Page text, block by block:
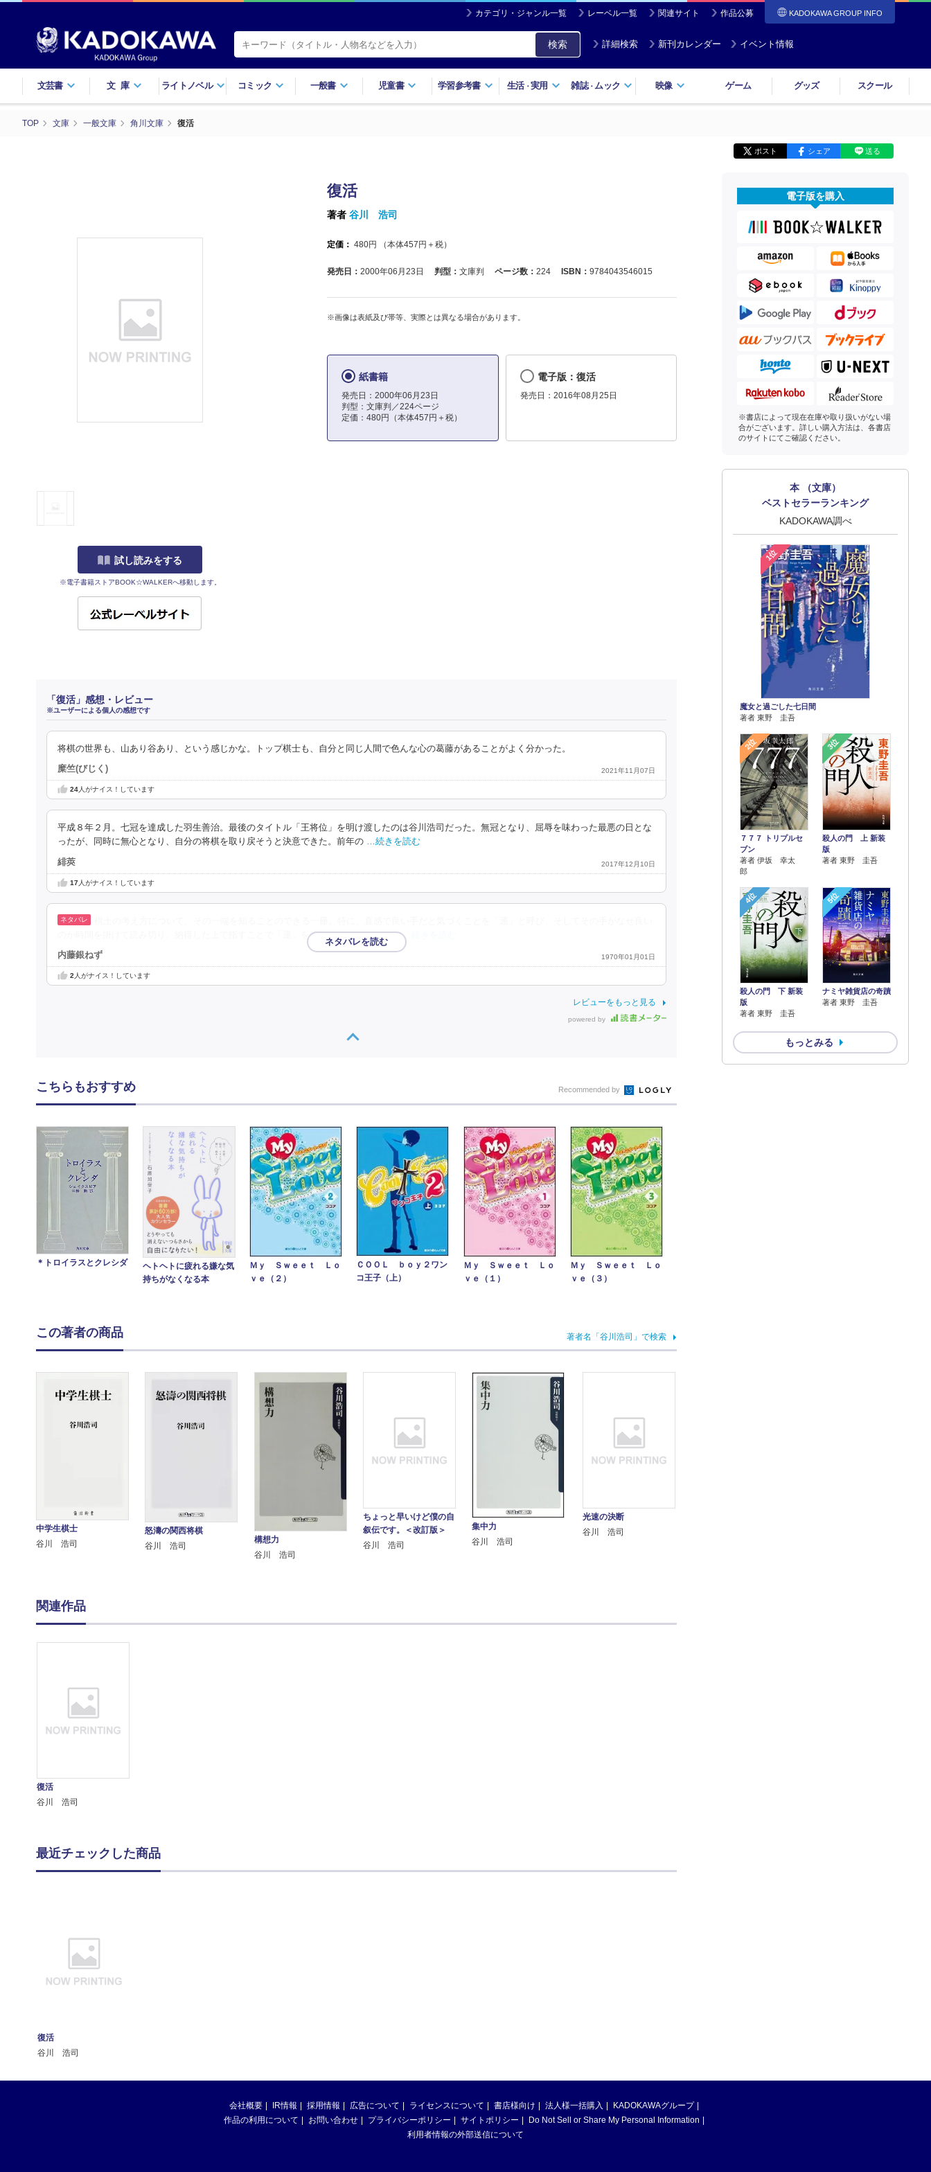
カテゴリ・ジャンル一覧 レーベル一覧 関連サイト 作品公募 KADOKAWA GROUP INFO
検索 詳細検索 新刊カレンダー イベント情報
文芸書 文庫 ライトノベル コミック 一般書 児童書 学習参考書 生活・実用 雑誌・ ムック 映像 ゲーム グッズ スクール
TOP 文庫 一般文庫 角川文庫 復活
ポスト シェア 送る
試し読みをする
※電子書籍ストアBOOK☆WALKERへ移動します。
復活
著者 谷川 浩司
定価： 480円 （本体457 円＋税）
発売日： 2000年06月23日 判型： 文庫判 ページ数： 224 ISBN： 9784043546015
※画像は表紙及び帯等、実際とは異なる場合があります。
紙書籍
発売日：2000年06月23日
判型：文庫判／224ページ
定価：480円（本体457円＋税）
電子版：復活
発売日：2016年08月25日
「復活」感想・レビュー
※ユーザーによる個人の感想です
将棋の世界も、山あり谷あり、という感じかな。トップ棋士も、自分と同じ人間で色んな心の葛藤があることがよく分かった。
糜竺(びじく) 2021年11月07日
24人がナイス！しています
平成８年２月。七冠を達成した羽生善治。最後のタイトル「王将位」を明け渡したのは谷川浩司だった。無冠となり、屈辱を味わった最悪の日とな
ったが、同時に無心となり、自分の将棋を取り戻そうと決意できた。前年の …続きを読む
緋莢 2017年12月10日
17人がナイス！しています
のか時間を掛けて読み切り、納得した上で指すことで「運」を使わなかったことにす …続きを読む
内藤銀ねず 1970年01月01日
2人がナイス！しています
レビューをもっと見る
powered by
電子版を購入
※書店によって現在在庫や取り扱いがない場
合がございます。詳しい購入方法は、各書店
のサイトにてご確認ください。
本 （文庫）
ベストセラーランキング
KADOKAWA調べ
1位
魔女と過ごした七日間
著者 東野 圭吾
2位
７７７ トリプルセ
ブン
著者 伊坂 幸太
郎
3位
殺人の門 上 新装
版
著者 東野 圭吾
4位
殺人の門 下 新装
版
著者 東野 圭吾
5位
ナミヤ雑貨店の奇蹟
著者 東野 圭吾
もっとみる
こちらもおすすめ Recommended by
＊トロイラスとクレシダ
ヘトヘトに疲れる嫌な気
持ちがなくなる本
Ｍｙ Ｓｗｅｅｔ Ｌｏ
ｖｅ（２）
ＣＯＯＬ ｂｏｙ２ワン
コ王子（上）
Ｍｙ Ｓｗｅｅｔ Ｌｏ
ｖｅ（１）
Ｍｙ Ｓｗｅｅｔ Ｌｏ
ｖｅ（３）
この著者の商品 著者名「谷川浩司」で検索
中学生棋士
谷川 浩司
怒濤の関西将棋
谷川 浩司
構想力
谷川 浩司
ちょっと早いけど僕の自
叙伝です。＜改訂版＞
谷川 浩司
集中力
谷川 浩司
光速の決断
谷川 浩司
関連作品
復活
谷川 浩司
最近チェックした商品
復活
谷川 浩司
会社概要 IR情報 採用情報 広告について ライセンスについて 書店様向け 法人様一括購入
KADOKAWAグループ
作品の利用について
お問い合わせ プライバシーポリシー サイトポリシー
Do Not Sell or Share My Personal Information
利用者情報の外部送信について